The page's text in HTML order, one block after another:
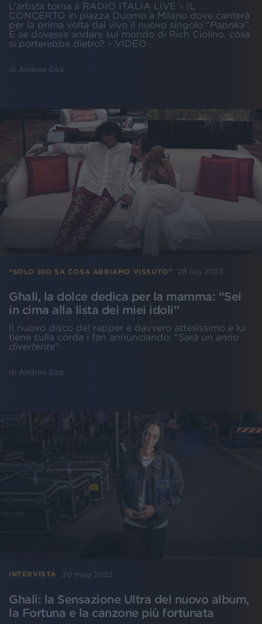
L’artista torna a RADIO ITALIA LIVE – IL
CONCERTO in piazza Duomo a Milano dove canterà
per la prima volta dal vivo il nuovo singolo “Paprika”.
E se dovesse andare sul mondo di Rich Ciolino, cosa
si porterebbe dietro? - VIDEO
di Andrea Daz
“SOLO DIO SA COSA ABBIAMO VISSUTO” 28 lug 2023
Ghali, la dolce dedica per la mamma: “Sei
in cima alla lista dei miei idoli”
Il nuovo disco del rapper è davvero attesissimo e lui
tiene sulla corda i fan annunciando: “Sarà un anno
divertente”
di Andrea Daz
INTERVISTA 20 mag 2022
Ghali: la Sensazione Ultra del nuovo album,
la Fortuna e la canzone più fortunata